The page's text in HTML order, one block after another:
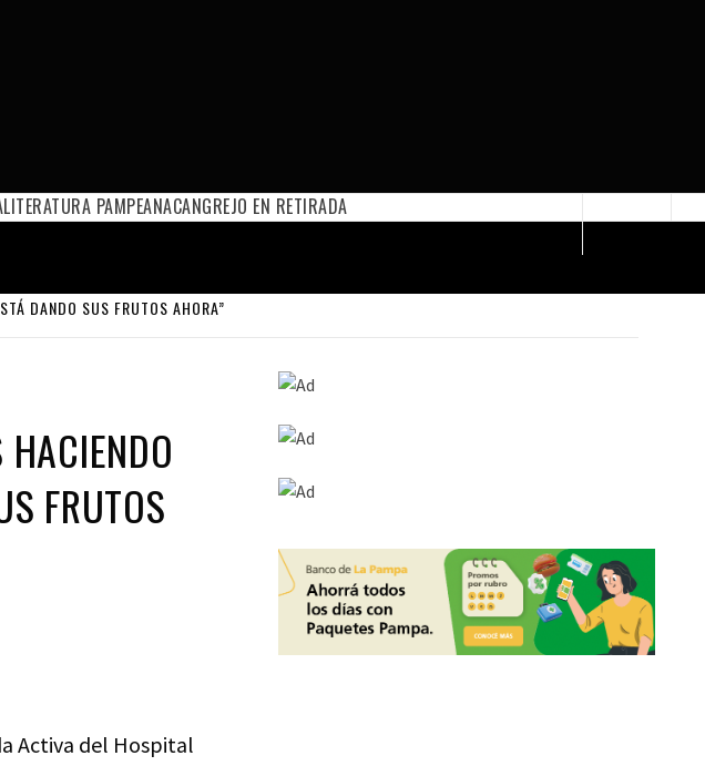
LITERATURA PAMPEANACANGREJO EN RETIRADA
DANDO SUS FRUTOS AHORA”
FRUTOS
Activa del Hospital